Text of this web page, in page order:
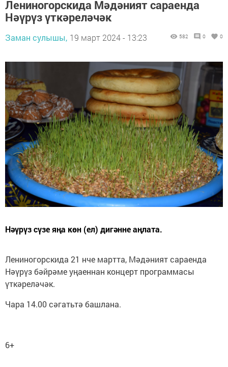
Лениногорскида Мәдәният сараенда
Нәүрүз үткәреләчәк
Заман сулышы, 19 март 2024 - 13:23 582 0 0
Нәүрүз сүзе яңа көн (ел) дигәнне аңлата.
Лениногорскида 21 нче мартта, Мәдәният сараенда
Нәүрүз бәйрәме уңаеннан концерт программасы
үткәреләчәк.
Чара 14.00 сәгатьтә башлана.
6+